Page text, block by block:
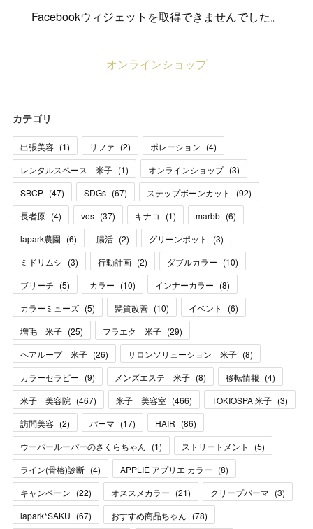
Facebookウィジェットを取得できませんでした。
オンラインショップ
カテゴリ
出張美容 (1) リファ (2) ポレーション (4)
レンタルスペース 米子 (1) オンラインショップ (3)
SBCP (47) SDGs (67) ステップボーンカット (92)
長者原 (4) vos (37) キナコ (1) marbb (6)
lapark農園 (6) 腸活 (2) グリーンポット (3)
ミドリムシ (3) 行動計画 (2) ダブルカラー (10)
ブリーチ (5) カラー (10) インナーカラー (8)
カラーミューズ (5) 髪質改善 (10) イベント (6)
増毛 米子 (25) フラエク 米子 (29)
ヘアループ 米子 (26) サロンソリューション 米子 (8)
カラーセラピー (9) メンズエステ 米子 (8) 移転情報 (4)
米子 美容院 (467) 米子 美容室 (466) TOKIOSPA 米子 (3)
訪問美容 (2) パーマ (17) HAIR (86)
ウーパールーパーのさくらちゃん (1) ストリートメント (5)
ライン(骨格)診断 (4) APPLIE アプリエ カラー (8)
キャンペーン (22) オススメカラー (21) クリープパーマ (3)
lapark*SAKU (67) おすすめ商品ちゃん (78)